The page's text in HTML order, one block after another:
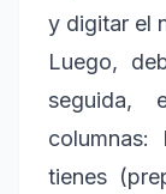
y digitar el
Luego,
seguida,
tienes